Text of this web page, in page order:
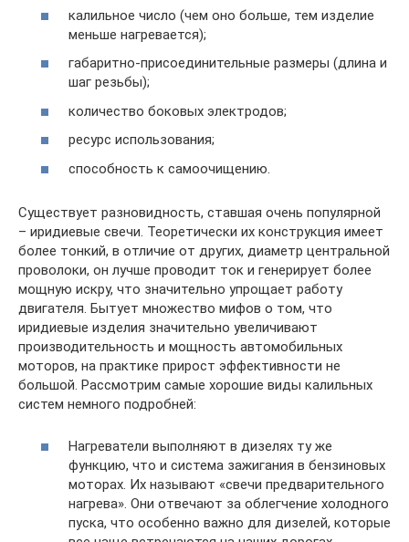
калильное число (чем оно больше, тем изделие
меньше нагревается);
габаритно-присоединительные размеры (длина и
шаг резьбы);
количество боковых электродов;
ресурс использования;
способность к самоочищению.
Существует разновидность, ставшая очень популярной
– иридиевые свечи. Теоретически их конструкция имеет
более тонкий, в отличие от других, диаметр центральной
проволоки, он лучше проводит ток и генерирует более
мощную искру, что значительно упрощает работу
двигателя. Бытует множество мифов о том, что
иридиевые изделия значительно увеличивают
производительность и мощность автомобильных
моторов, на практике прирост эффективности не
большой. Рассмотрим самые хорошие виды калильных
систем немного подробней:
Нагреватели выполняют в дизелях ту же
функцию, что и система зажигания в бензиновых
моторах. Их называют «свечи предварительного
нагрева». Они отвечают за облегчение холодного
пуска, что особенно важно для дизелей, которые